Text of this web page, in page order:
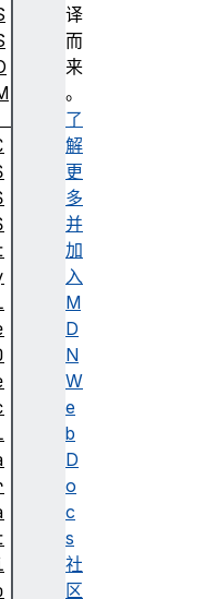
译
而
来
。
了
解
更
多
并
加
入
M
D
N
W
e
b
D
o
c
s
社
区